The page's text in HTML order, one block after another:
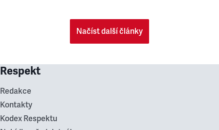
Načíst další články
Respekt
Redakce
Kontakty
Kodex Respektu